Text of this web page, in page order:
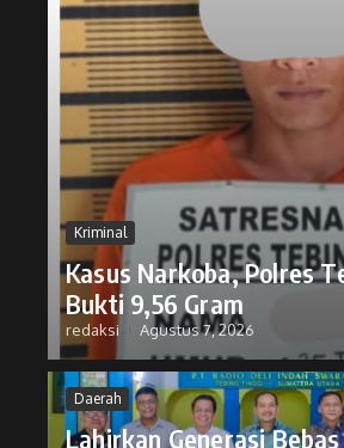
Kriminal
Kasus Narkoba, Polres
Bukti 9,56 Gram
redaksi Agustus 7, 2026
Daerah
Lahirkan Generasi